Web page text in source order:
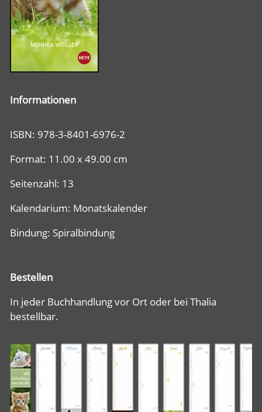
Informationen
ISBN: 978-3-8401-6976-2
Format: 11.00 x 49.00 cm
Seitenzahl: 13
Kalendarium: Monatskalender
Bindung: Spiralbindung
Bestellen
In jeder Buchhandlung vor Ort oder bei Thalia
bestellbar.